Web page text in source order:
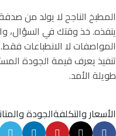
المطبخ الناجح لا يولد من
ينفذه. خذ وقتك في السؤال،
المواصفات لا الانطباعات
تنفيذ يعرف قيمة الجودة
طويلة الأمد.
الأسعار والتكلفةالجودة